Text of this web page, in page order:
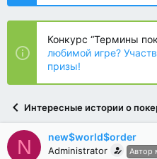
т
е
ы
а
ч
л
а
Конкурс “Термины
любимой игре?
призы!
Интересные истории о
N new$world$order
Administrator Автор